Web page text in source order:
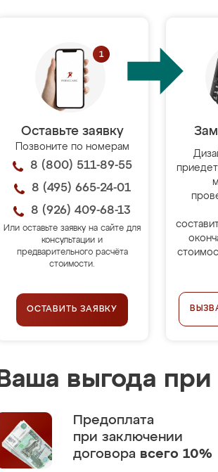
Оставьте заявку
Позвоните по номерам
8 (800) 511-89-55
8 (495) 665-24-01
8 (926) 409-68-13
Или оставьте заявку на сайте для
консультации и
предварительного расчёта
стоимости.
ОСТАВИТЬ ЗАЯВКУ
Ваша выгода при
Предоплата
при заключении
договора всего 10%